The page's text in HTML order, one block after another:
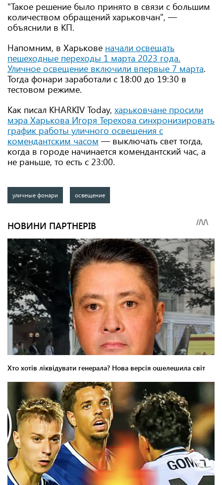
"Такое решение было принято в связи с большим
количеством обращений харьковчан", —
объяснили в КП.
Напомним, в Харькове начали освещать
пешеходные переходы 1 марта 2023 года.
Уличное освещение включили впервые 7 марта.
Тогда фонари заработали с 18:00 до 19:30 в
тестовом режиме.
Как писал KHARKIV Today, харьковчане просили
мэра Харькова Игоря Терехова синхронизировать
график работы уличного освещения с
комендантским часом — выключать свет тогда,
когда в городе начинается комендантский час, а
не раньше, то есть с 23:00.
уличные фонари освещение